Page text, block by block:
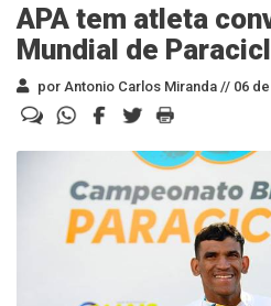
APA tem atleta
Mundial de
por Antonio Carlos Miranda // 06